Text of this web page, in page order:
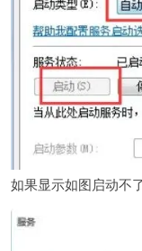
如果显示如图启动不